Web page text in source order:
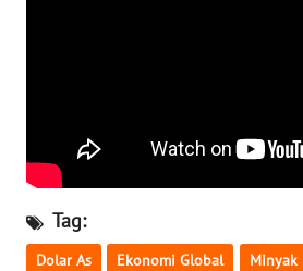
Tag:
Dolar As Ekonomi Global Minyak
WN
LAMPUNG
WN
JATENG